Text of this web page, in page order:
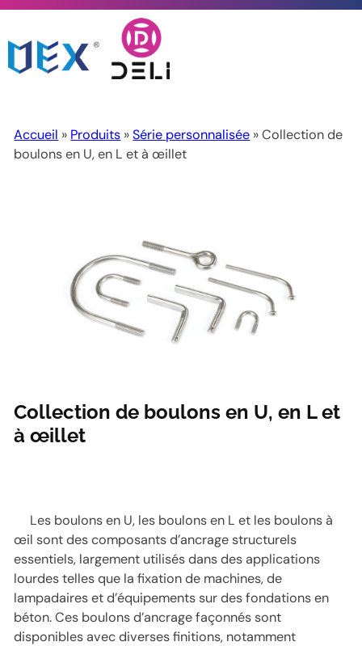
Accueil » Produits »Série personnalisée » Collection de
boulons en U, en L et à œillet
Collection de boulons en U, en L et
à œillet
Les boulons en U, les boulons en L et les boulons à
œil sont des composants d’ancrage structurels
essentiels, largement utilisés dans des applications
lourdes telles que la fixation de machines, de
lampadaires et d’équipements sur des fondations en
béton. Ces boulons d’ancrage façonnés sont
disponibles avec diverses finitions, notamment